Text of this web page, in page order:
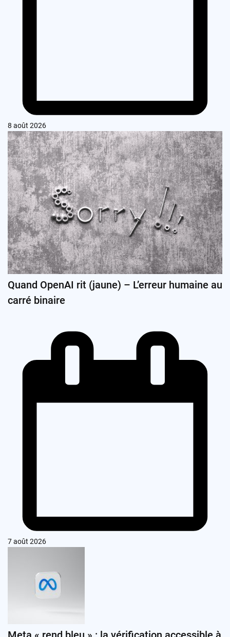
8 août 2026
Quand OpenAI rit (jaune) – L’erreur humaine au
carré binaire
7 août 2026